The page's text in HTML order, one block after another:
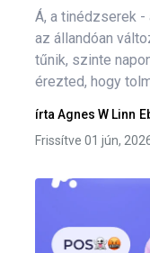
Á, a tinédzserek
az állandóan
tűnik, szinte
érezted, hogy
írta Agnes W Linn
Frissítve 01 jún,